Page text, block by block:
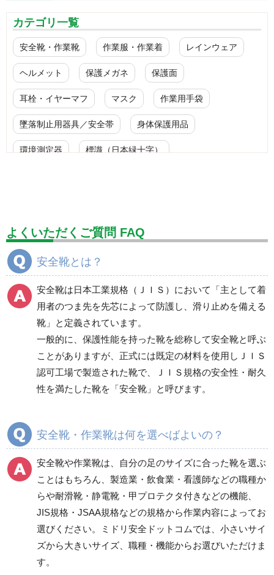
カテゴリ一覧
安全靴・作業靴 作業服・作業着 レインウェア
ヘルメット 保護メガネ 保護面
耳栓・イヤーマフ マスク 作業用手袋
墜落制止用器具／安全帯 身体保護用品
環境測定器 標識（日本緑十字）
設備用品・作業補助用品 工事作業用品
分煙対策機器
電気保守用品 ワイパー クリーンルーム対策用品
防災グッズ（防災セット） 救急医療品
健康管理器具 季節商品
商品カテゴリ一覧
一般作業安全靴・エコ
タイプ
中編上靴・長編上靴
半長靴
スニーカータイプ
一般作業安全靴・スニ
ーカー型
バンドタイプ
つま先保護性能なし
一般作業安全靴・ウレ
タン底
短靴
中編上靴
一般作業安全靴・ゴム2
層底
短靴
よくいただくご質問 FAQ
安全靴とは？
安全靴は日本工業規格（ＪＩＳ）において「主として着
用者のつま先を先芯によって防護し、滑り止めを備える
靴」と定義されています。
一般的に、保護性能を持った靴を総称して安全靴と呼ぶ
ことがありますが、正式には既定の材料を使用しＪＩＳ
認可工場で製造された靴で、ＪＩＳ規格の安全性・耐久
性を満たした靴を「安全靴」と呼びます。
安全靴・作業靴は何を選べばよいの？
安全靴や作業靴は、自分の足のサイズに合った靴を選ぶ
ことはもちろん、製造業・飲食業・看護師などの職種か
らや耐滑靴・静電靴・甲プロテクタ付きなどの機能、
JIS規格・JSAA規格などの規格から作業内容によってお
選びください。ミドリ安全ドットコムでは、小さいサイ
ズから大きいサイズ、職種・機能からお選びいただけま
す。